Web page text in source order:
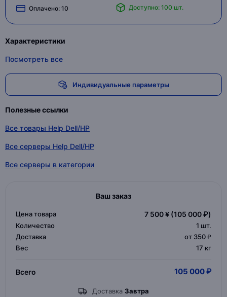
Оплачено: 10 Доступно: 100 шт.
Характеристики
Посмотреть все
Индивидуальные параметры
Полезные ссылки
Все товары Help Dell/HP
Все серверы Help Dell/HP
Все серверы в категории
Ваш заказ
Цена товара 7 500 ¥ (105 000 ₽)
Количество 1 шт.
Доставка
от 350 ₽
Вес
17 кг
Всего 105 000 ₽
Доставка Завтра